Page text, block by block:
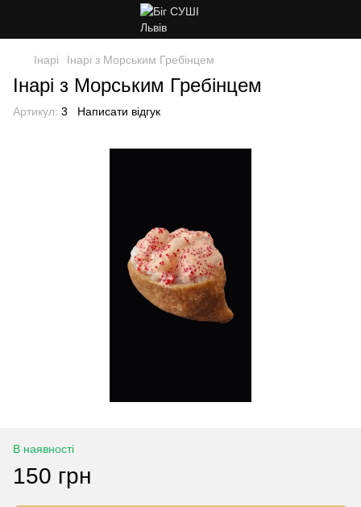
Інарі Інарі з Морським Гребінцем
Інарі з Морським Гребінцем
Артикул: 3 Написати відгук
В наявності
150 грн